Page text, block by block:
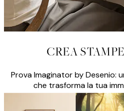
CREA
Prova Imaginator by Desenio:
che trasforma la tua